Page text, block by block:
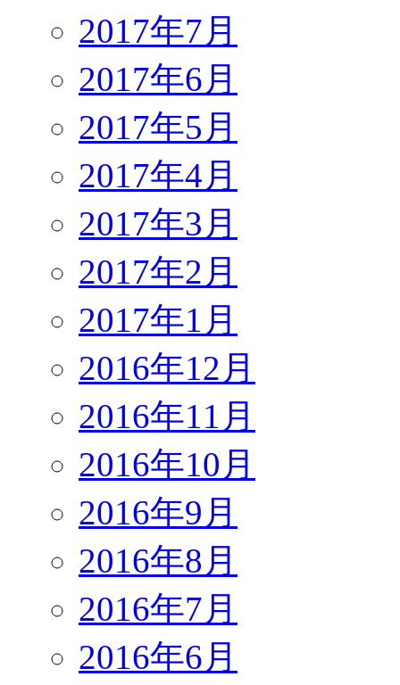
2017年7月
2017年6月
2017年5月
2017年4月
2017年3月
2017年2月
2017年1月
2016年12月
2016年11月
2016年10月
2016年9月
2016年8月
2016年7月
2016年6月